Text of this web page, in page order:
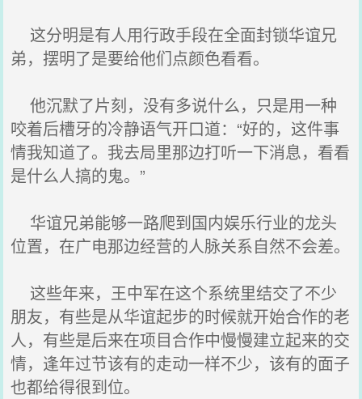
这分明是有人用行政手段在全面封锁华谊兄
弟，摆明了是要给他们点颜色看看。
他沉默了片刻，没有多说什么，只是用一种
咬着后槽牙的冷静语气开口道：“好的，这件事
情我知道了。我去局里那边打听一下消息，看看
是什么人搞的鬼。”
华谊兄弟能够一路爬到国内娱乐行业的龙头
位置，在广电那边经营的人脉关系自然不会差。
这些年来，王中军在这个系统里结交了不少
朋友，有些是从华谊起步的时候就开始合作的老
人，有些是后来在项目合作中慢慢建立起来的交
情，逢年过节该有的走动一样不少，该有的面子
也都给得很到位。